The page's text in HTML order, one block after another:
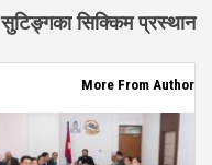
सुटिङ्गका सिक्किम प्रस्थान
More From Author